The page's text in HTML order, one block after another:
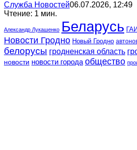
Служба Новостей06.07.2026, 12:49
Чтение: 1 мин.
Александр Лукашенко Беларусь ГАИ
Новости Гродно Новый Гродно
белорусы гродненская область
новости новости города общество